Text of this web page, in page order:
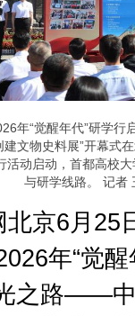
年“觉醒年代”研学
建文物史料展”开幕式
活动启动，首都高校
与研学线路。 记者
6月25
年“觉
之路——